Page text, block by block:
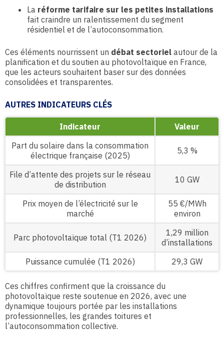
La réforme tarifaire sur les petites installations
fait craindre un ralentissement du segment
résidentiel et de l’autoconsommation.
Ces éléments nourrissent un débat sectoriel autour de la
planification et du soutien au photovoltaïque en France,
que les acteurs souhaitent baser sur des données
consolidées et transparentes.
AUTRES INDICATEURS CLÉS
Indicateur
Valeur
Part du solaire dans la consommation
électrique française (2025)
5,3 %
File d’attente des projets sur le réseau
de distribution
10 GW
Prix moyen de l’électricité sur le
marché
55 €/MWh
environ
Parc photovoltaïque total (T1 2026)
1,29 million
d’installations
Puissance cumulée (T1 2026)
29,3 GW
Ces chiffres confirment que la croissance du
photovoltaïque reste soutenue en 2026, avec une
dynamique toujours portée par les installations
professionnelles, les grandes toitures et
l’autoconsommation collective.